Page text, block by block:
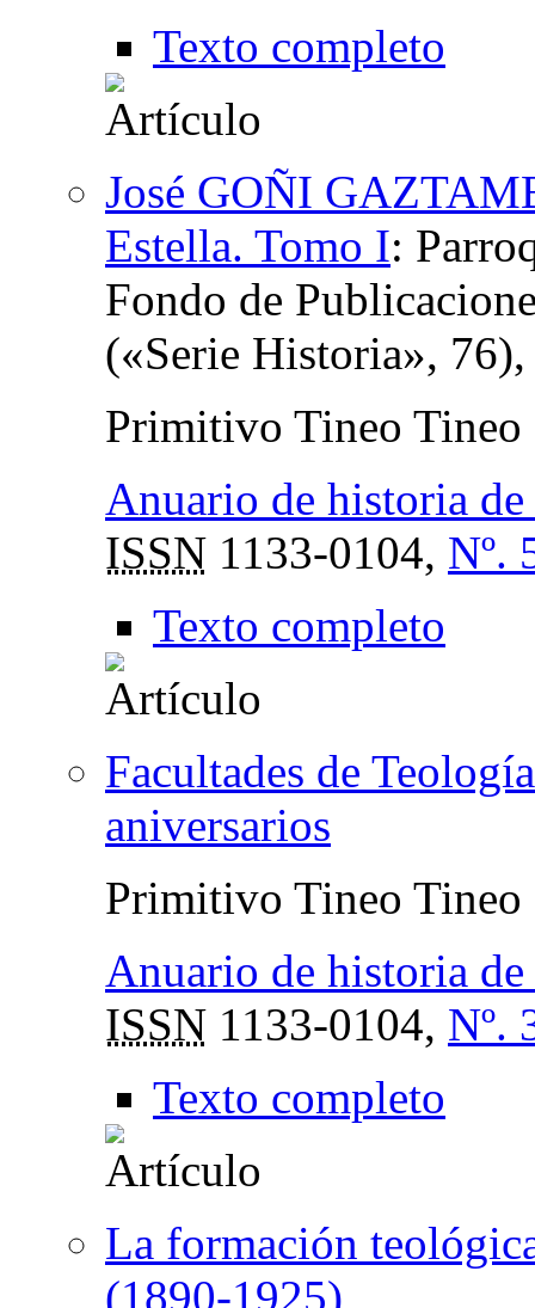
Texto completo
José GOÑI
Estella. Tomo I:
Fondo de
(«Serie Historia»,
Primitivo Tineo Tineo
Anuario de historia
ISSN 1133-0104, Nº.
Texto completo
Facultades de
aniversarios
Primitivo Tineo Tineo
Anuario de historia
ISSN 1133-0104, Nº.
Texto completo
La formación
(1890-1925)